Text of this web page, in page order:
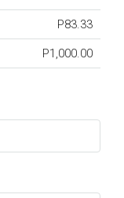
P83.33
P1,000.00